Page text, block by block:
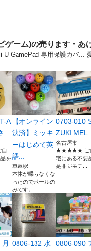
ゲーム)の売ります・あ
U GamePad 専用保護カバ...
A
...
を
【オンライン
決済】ミッキ
ーはじめて英
語...
車道駅
本体が喋らなくな
ったのでボールの
みです。 ...
0703-010
ZUKI MEL...
名古屋市
★★★★★ ご
宅にある不要
是非ジモテ...
0806-132 水
0806-090